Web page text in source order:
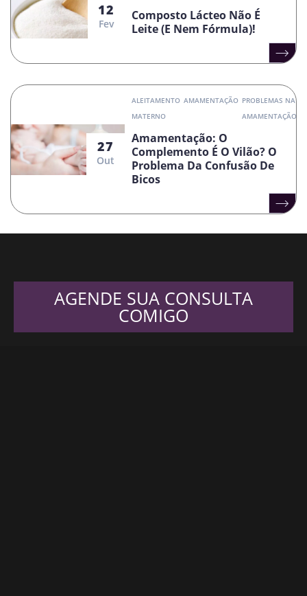
12
Fev
Composto Lácteo Não É
Leite (e Nem Fórmula)!
27
Out
ALEITAMENTO
MATERNO
AMAMENTAÇÃO PROBLEMAS NA
AMAMENTAÇÃO
Amamentação: O
Complemento É O Vilão? O
Problema Da Confusão De
Bicos
AGENDE SUA CONSULTA
COMIGO